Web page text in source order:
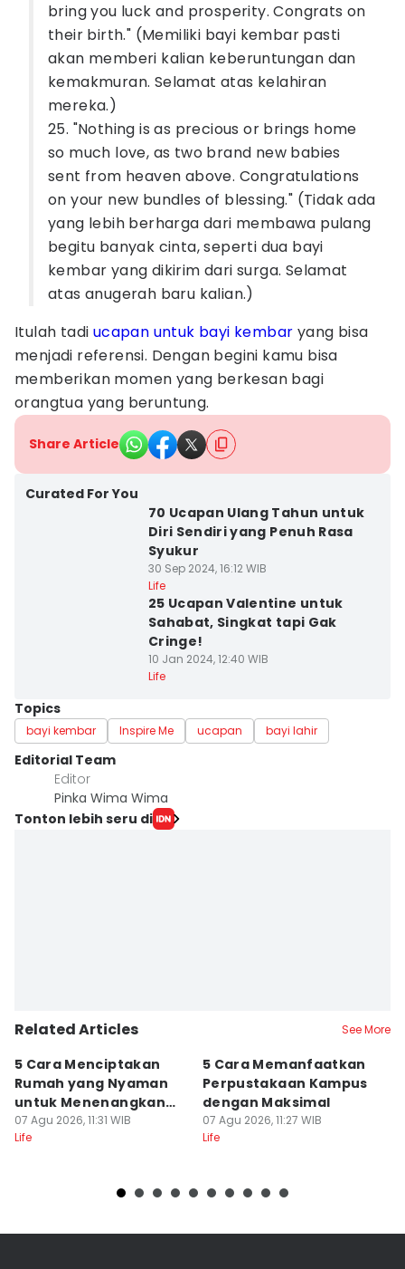
bring you luck and prosperity. Congrats on
their birth." (Memiliki bayi kembar pasti
akan memberi kalian keberuntungan dan
kemakmuran. Selamat atas kelahiran
mereka.)
25. "Nothing is as precious or brings home
so much love, as two brand new babies
sent from heaven above. Congratulations
on your new bundles of blessing." (Tidak ada
yang lebih berharga dari membawa pulang
begitu banyak cinta, seperti dua bayi
kembar yang dikirim dari surga. Selamat
atas anugerah baru kalian.)
Itulah tadi ucapan untuk bayi kembar yang bisa
menjadi referensi. Dengan begini kamu bisa
memberikan momen yang berkesan bagi
orangtua yang beruntung.
Share Article
Curated For You
70 Ucapan Ulang Tahun untuk
Diri Sendiri yang Penuh Rasa
Syukur
30 Sep 2024, 16:12 WIB
Life
25 Ucapan Valentine untuk
Sahabat, Singkat tapi Gak
Cringe!
10 Jan 2024, 12:40 WIB
Life
Topics
bayi kembar Inspire Me ucapan bayi lahir
Editorial Team
Editor
Pinka Wima Wima
Tonton lebih seru di
Related Articles See More
5 Cara Menciptakan
Rumah yang Nyaman
untuk Menenangkan
Pikiran
07 Agu 2026, 11:31 WIB
Life
5 Cara Memanfaatkan
Perpustakaan Kampus
dengan Maksimal
07 Agu 2026, 11:27 WIB
Life